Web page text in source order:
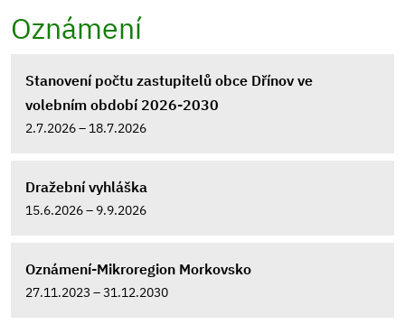
Oznámení
Stanovení počtu zastupitelů obce Dřínov ve
volebním období 2026-2030
2.7.2026 – 18.7.2026
Dražební vyhláška
15.6.2026 – 9.9.2026
Oznámení-Mikroregion Morkovsko
27.11.2023 – 31.12.2030